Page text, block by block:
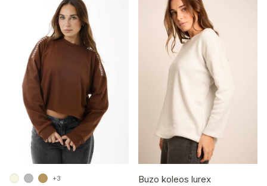
+3 Buzo koleos lurex